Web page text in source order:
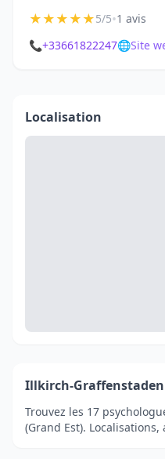
★★★★★5/5•1 avis
📞+33661822247🌐Site
Localisation
Illkirch-Graffenstaden
Trouvez les 17
(Grand Est).